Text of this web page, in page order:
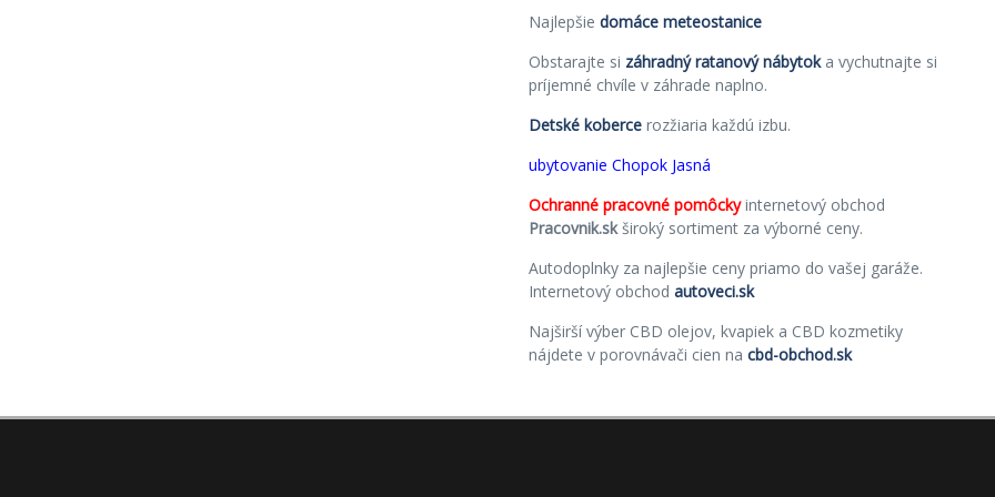
Najlepšie domáce meteostanice
Obstarajte si záhradný ratanový nábytoka vychutnajte si
príjemné chvíle v záhrade naplno.
Detské koberce rozžiaria každú izbu.
ubytovanie Chopok Jasná
Ochranné pracovné pomôckyinternetový obchod
Pracovnik.skširoký sortiment za výborné ceny.
Autodoplnky za najlepšie ceny priamo do vašej garáže.
Internetový obchod autoveci.sk
Najširší výber CBD olejov, kvapiek a CBD kozmetiky
nájdete v porovnávači cien na cbd-obchod.sk